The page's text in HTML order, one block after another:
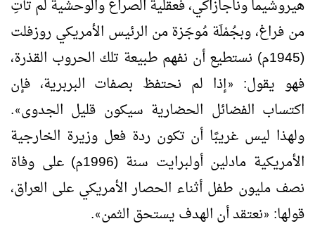
هيروشيما وناجازاكي، فعقلية الصراع والوحشية لم تأتِ
من فراغ، وبجُمْلَة مُوجَزة من الرئيس الأمريكي روزفلت
(1945م) نستطيع أن نفهم طبيعة تلك الحروب القذرة،
فهو يقول:
«إذا لم نحتفظ بصفات البربرية، فإن
اكتساب الفضائل الحضارية سيكون قليل الجدوى»
.
ولهذا ليس غريبًا أن تكون ردة فعل وزيرة الخارجية
الأمريكية مادلين أولبرايت سنة (1996م) على وفاة
نصف مليون طفل أثناء الحصار الأمريكي على العراق،
قولها: «نعتقد أن الهدف يستحق الثمن»
.